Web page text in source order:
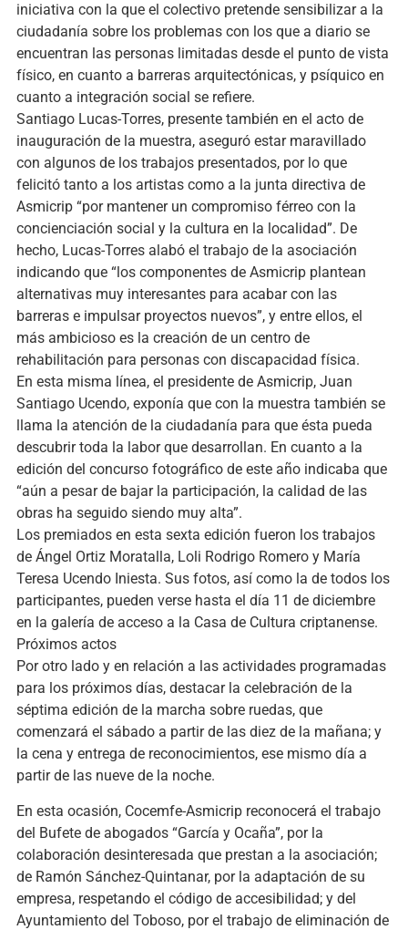
iniciativa con la que el colectivo pretende sensibilizar a la
ciudadanía sobre los problemas con los que a diario se
encuentran las personas limitadas desde el punto de vista
físico, en cuanto a barreras arquitectónicas, y psíquico en
cuanto a integración social se refiere.
Santiago Lucas-Torres, presente también en el acto de
inauguración de la muestra, aseguró estar maravillado
con algunos de los trabajos presentados, por lo que
felicitó tanto a los artistas como a la junta directiva de
Asmicrip “por mantener un compromiso férreo con la
concienciación social y la cultura en la localidad”. De
hecho, Lucas-Torres alabó el trabajo de la asociación
indicando que “los componentes de Asmicrip plantean
alternativas muy interesantes para acabar con las
barreras e impulsar proyectos nuevos”, y entre ellos, el
más ambicioso es la creación de un centro de
rehabilitación para personas con discapacidad física.
En esta misma línea, el presidente de Asmicrip, Juan
Santiago Ucendo, exponía que con la muestra también se
llama la atención de la ciudadanía para que ésta pueda
descubrir toda la labor que desarrollan. En cuanto a la
edición del concurso fotográfico de este año indicaba que
“aún a pesar de bajar la participación, la calidad de las
obras ha seguido siendo muy alta”.
Los premiados en esta sexta edición fueron los trabajos
de Ángel Ortiz Moratalla, Loli Rodrigo Romero y María
Teresa Ucendo Iniesta. Sus fotos, así como la de todos los
participantes, pueden verse hasta el día 11 de diciembre
en la galería de acceso a la Casa de Cultura criptanense.
Próximos actos
Por otro lado y en relación a las actividades programadas
para los próximos días, destacar la celebración de la
séptima edición de la marcha sobre ruedas, que
comenzará el sábado a partir de las diez de la mañana; y
la cena y entrega de reconocimientos, ese mismo día a
partir de las nueve de la noche.
En esta ocasión, Cocemfe-Asmicrip reconocerá el trabajo
del Bufete de abogados “García y Ocaña”, por la
colaboración desinteresada que prestan a la asociación;
de Ramón Sánchez-Quintanar, por la adaptación de su
empresa, respetando el código de accesibilidad; y del
Ayuntamiento del Toboso, por el trabajo de eliminación de